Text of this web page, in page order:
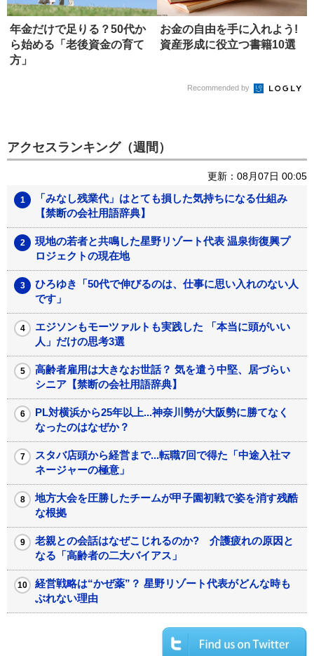
年金だけで足りる？50代か
ら始める「老後資金の育て
方」
お金の自由を手に入れよう!
資産形成に役立つ書籍10選
Recommended by
アクセスランキング（週間）
更新：08月07日 00:05
「みなし残業代」はとても損した気持ちになる仕組み
【禁断の会社用語辞典】
現地の若者と共鳴した星野リゾート代表 温泉街復興プ
ロジェクトの現在地
ひろゆき「50代で伸びるのは、仕事に思い入れのない人
です」
エジソンもモーツァルトも実践した 「本当に頭がいい
人」だけの思考3選
高齢者雇用は大きなお世話？ 気を遣う中堅、居づらい
シニア【禁断の会社用語辞典】
PL対横浜から25年以上...神奈川勢が大阪勢に勝てなく
なったのはなぜか？
スタバ店頭から経営まで...転職7回で得た「中途入社マ
ネージャーの極意」
地方大会を圧勝したチームが甲子園初戦で姿を消す残酷
な根拠
老親との会話はなぜこじれるのか? 介護疲れの原因と
なる「高齢者の二大バイアス」
経営戦略は“かぜ薬”？ 星野リゾート代表がどんな時も
ぶれない理由